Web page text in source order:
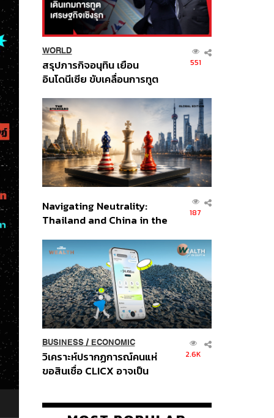
WORLD
สรุปภารกิจอนุทิน เยือน
อินโดนีเซีย ขับเคลื่อนการทูต
ส่วนยุทธศาสตร์ไทย –
อินโดนีเซีย
551
Navigating Neutrality:
Thailand and China in the
Order
187
BUSINESS/ ECONOMIC
วิเคราะห์ปรากฏการณ์คนแห่
ขอสินเชื่อ CLICX อาจเป็น
ปัญหาหนี้ครัวเรือนไทยที่ถูกซุก
2.6K